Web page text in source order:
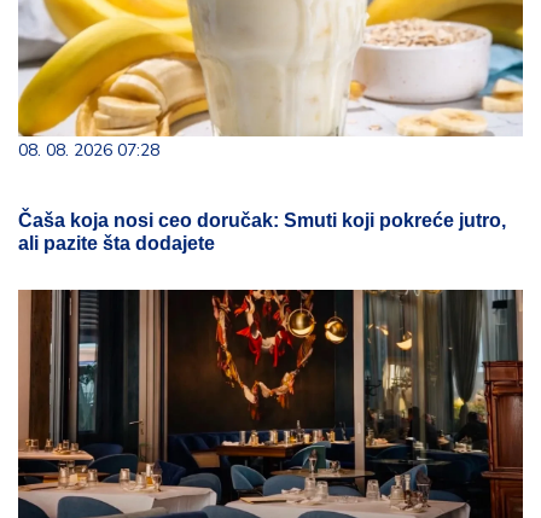
08. 08. 2026 07:28
Čaša koja nosi ceo doručak: Smuti koji pokreće jutro,
ali pazite šta dodajete